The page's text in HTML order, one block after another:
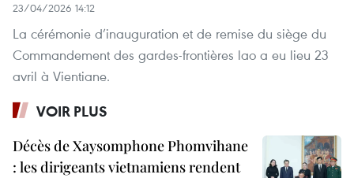
23/04/2026 14:12
La cérémonie d’inauguration et de remise du siège du
Commandement des gardes-frontières lao a eu lieu 23
avril à Vientiane.
VOIR PLUS
Décès de Xaysomphone Phomvihane
: les dirigeants vietnamiens rendent